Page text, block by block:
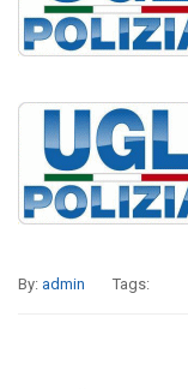
By: admin Tags: